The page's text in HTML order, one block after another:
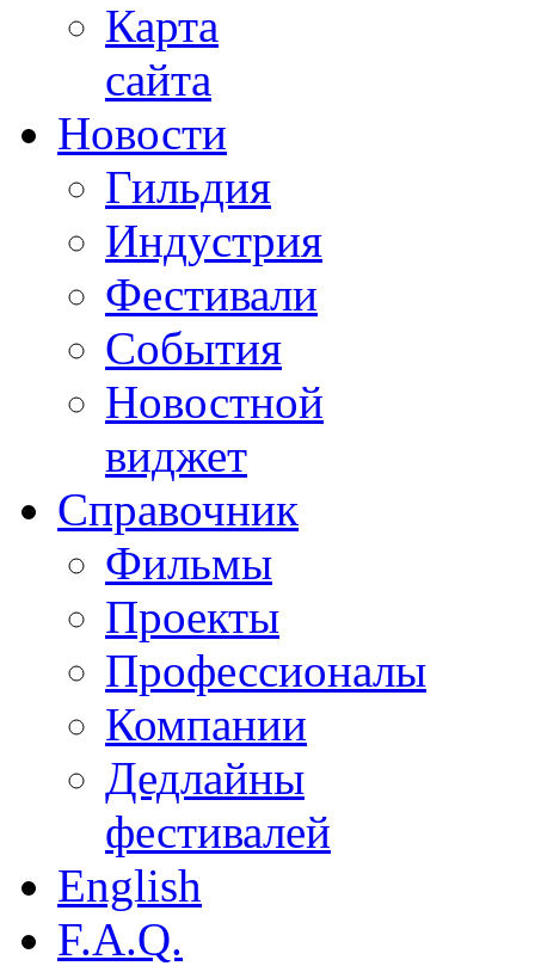
Карта
сайта
Новости
Гильдия
Индустрия
Фестивали
События
Новостной
виджет
Справочник
Фильмы
Проекты
Профессионалы
Компании
Дедлайны
фестивалей
English
F.A.Q.